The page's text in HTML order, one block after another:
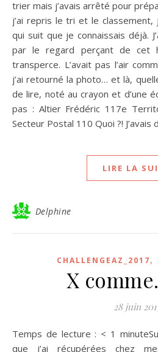
trier mais j’avais arrêté pour
j’ai repris le tri et le
qui suit que je connaissais déjà.
par le regard perçant de cet
transperce. L’avait pas l’air
j’ai retourné la photo… et là,
de lire, noté au crayon et d’une
pas : Altier Frédéric 117e
Secteur Postal 110 Quoi ?! J’avais
LIRE LA
Delphine
CHALLENGEAZ_2017,
X
28 juin
Temps de lecture : < 1 minuteSur la plupart des photos
que j’ai récupérées chez